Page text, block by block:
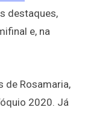
destaques,
e, na
de Rosamaria,
2020. Já